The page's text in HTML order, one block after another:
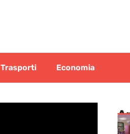
Trasporti Economia